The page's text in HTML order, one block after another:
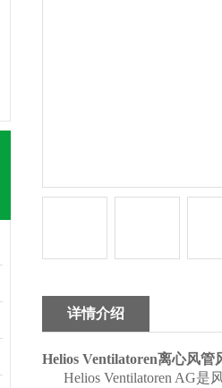
详情介绍
Helios Ventilatoren离心风管
Helios Ventilatoren AG是